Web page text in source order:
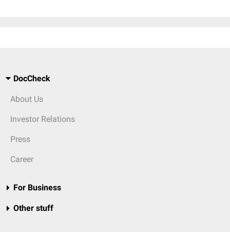
DocCheck
About Us
Investor Relations
Press
Career
For Business
Other stuff